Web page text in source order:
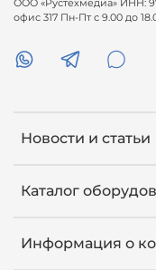
Новости и статьи
Каталог
Информация о
ООО «Рустехмедиа» ИНН:
офис 317 Пн-Пт с 9.00 до